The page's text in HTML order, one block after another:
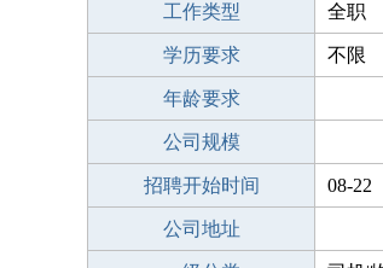
工作类型 全职
学历要求 不限
年龄要求
公司规模
招聘开始时间 08-22
公司地址